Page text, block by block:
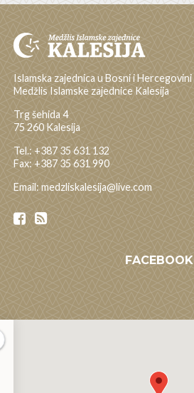
Islamska zajednica u Bosni i Hercegovini
Medžlis Islamske zajednice Kalesija
Trg šehida 4
75 260 Kalesija
Tel.: +387 35 631 132
Fax: +387 35 631 990
Email: medzliskalesija@live.com
FACEBOOK